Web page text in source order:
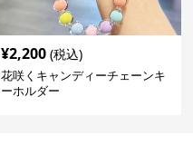
¥2,200 (税込)
花咲くキャンディーチェーンキ
ーホルダー